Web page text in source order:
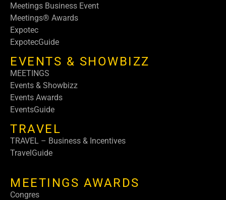
Meetings Business Event
Meetings® Awards
Expotec
ExpotecGuide
EVENTS & SHOWBIZZ
MEETINGS
Events & Showbizz
Events Awards
EventsGuide
TRAVEL
TRAVEL – Business & Incentives
TravelGuide
MEETINGS AWARDS
Congres